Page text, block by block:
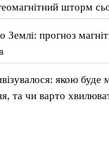
шторм
прогноз
якою буде
та чи варто